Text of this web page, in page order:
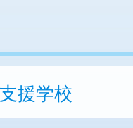
援学校